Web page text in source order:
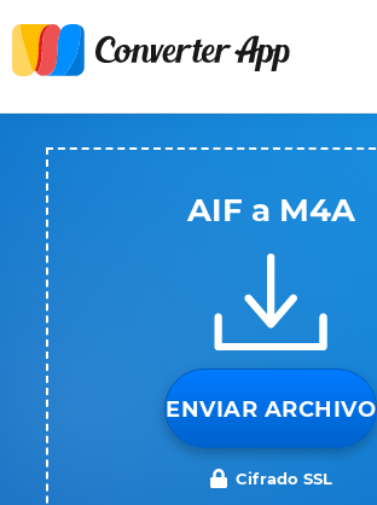
AIF a M4A
ENVIAR ARCHIVO
Cifrado SSL